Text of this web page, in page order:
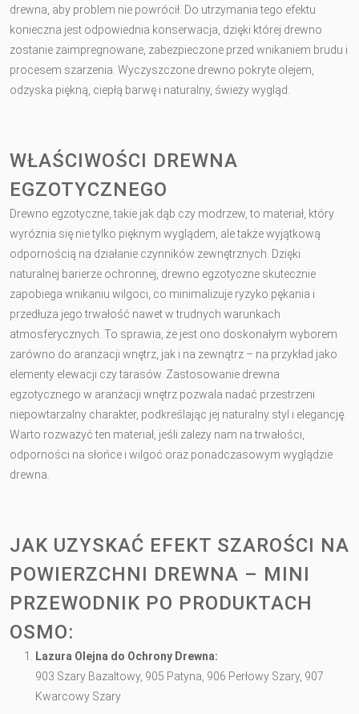
drewna, aby problem nie powrócił. Do utrzymania tego efektu
konieczna jest odpowiednia konserwacja, dzięki której drewno
zostanie zaimpregnowane, zabezpieczone przed wnikaniem brudu i
procesem szarzenia. Wyczyszczone drewno pokryte olejem,
odzyska piękną, ciepłą barwę i naturalny, świeży wygląd.
WŁAŚCIWOŚCI DREWNA
EGZOTYCZNEGO
Drewno egzotyczne, takie jak dąb czy modrzew, to materiał, który
wyróżnia się nie tylko pięknym wyglądem, ale także wyjątkową
odpornością na działanie czynników zewnętrznych. Dzięki
naturalnej barierze ochronnej, drewno egzotyczne skutecznie
zapobiega wnikaniu wilgoci, co minimalizuje ryzyko pękania i
przedłuża jego trwałość nawet w trudnych warunkach
atmosferycznych. To sprawia, że jest ono doskonałym wyborem
zarówno do aranżacji wnętrz, jak i na zewnątrz – na przykład jako
elementy elewacji czy tarasów. Zastosowanie drewna
egzotycznego w aranżacji wnętrz pozwala nadać przestrzeni
niepowtarzalny charakter, podkreślając jej naturalny styl i elegancję.
Warto rozważyć ten materiał, jeśli zależy nam na trwałości,
odporności na słońce i wilgoć oraz ponadczasowym wyglądzie
drewna.
JAK UZYSKAĆ EFEKT SZAROŚCI NA
POWIERZCHNI DREWNA – MINI
PRZEWODNIK PO PRODUKTACH
OSMO:
Lazura Olejna do Ochrony Drewna:
903 Szary Bazaltowy, 905 Patyna, 906 Perłowy Szary, 907
Kwarcowy Szary